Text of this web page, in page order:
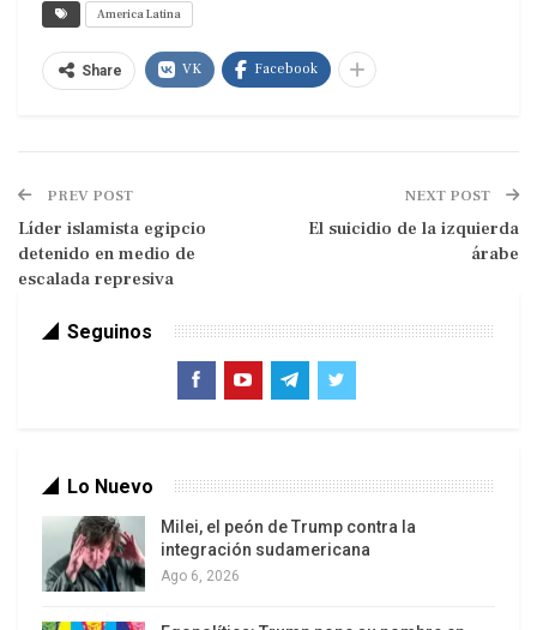
presos y la reciente reunión en el ex congreso
nacional por un plebiscito para una nueva
Constitución, el comienzo del fin de una larga
“El movimiento social no desaparece,
Quizás se retrase .Se puede prolongar y
SALVADOR ALLENDE
Es sabido que en el centro de las miradas críticas
está la llamada “Concertación de Partidos por la
America Latina
Share VK Facebook
PREV POST
Líder islamista egipcio
detenido en medio de
escalada represiva
NEXT POST
El suicidio de la izquierda
árabe
Seguinos
Lo Nuevo
Milei, el peón de Trump contra la
integración sudamericana
Ago 6, 2026